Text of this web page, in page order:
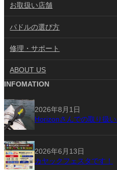
お取扱い店舗
パドルの選び方
修理・サポート
ABOUT US
INFOMATION
2026年8月1日
Horizonさんでの取り扱
2026年6月13日
カヤックフェスタです！